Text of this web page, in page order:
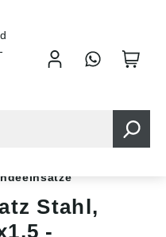
Stahl,
-